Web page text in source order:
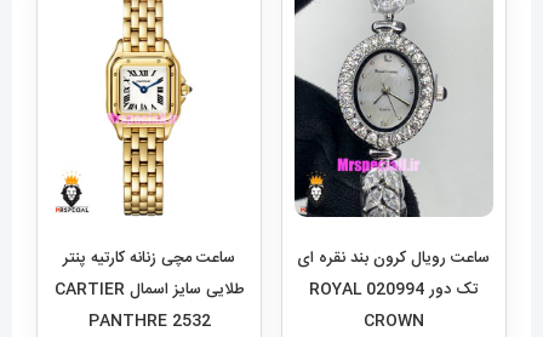
ساعت رویال کرون بند نقره ای
تک دور 020994 ROYAL
CROWN
ساعت مچی زنانه کارتیه پنتر
طلایی سایز اسمال CARTIER
PANTHRE 2532